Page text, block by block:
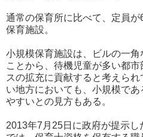
通常の保育所に比べて、定員
保育施設。
小規模保育施設は、ビルの一
ことから、待機児童が多い都
スの拡充に貢献すると考えら
い地方においても、小規模で
やすいとの見方もある。
2013年7月25日に政府が提示